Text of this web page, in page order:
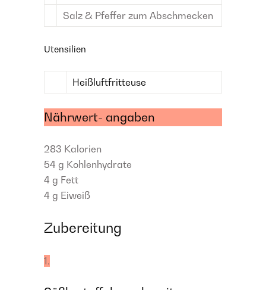
Salz & Pfeffer zum Abschmecken
Utensilien
Heißluftfritteuse
Nährwert- angaben
283 Kalorien
54 g Kohlenhydrate
4 g Fett
4 g Eiweiß
Zubereitung
1.